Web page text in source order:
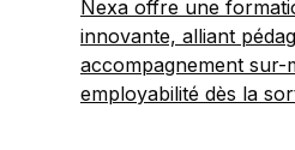
Nexa offre une
innovante, alliant
accompagnement sur-
employabilité dès la